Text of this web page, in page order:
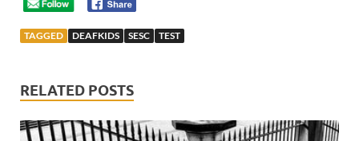
TAGGED DEAFKIDS SESC TEST
RELATED POSTS